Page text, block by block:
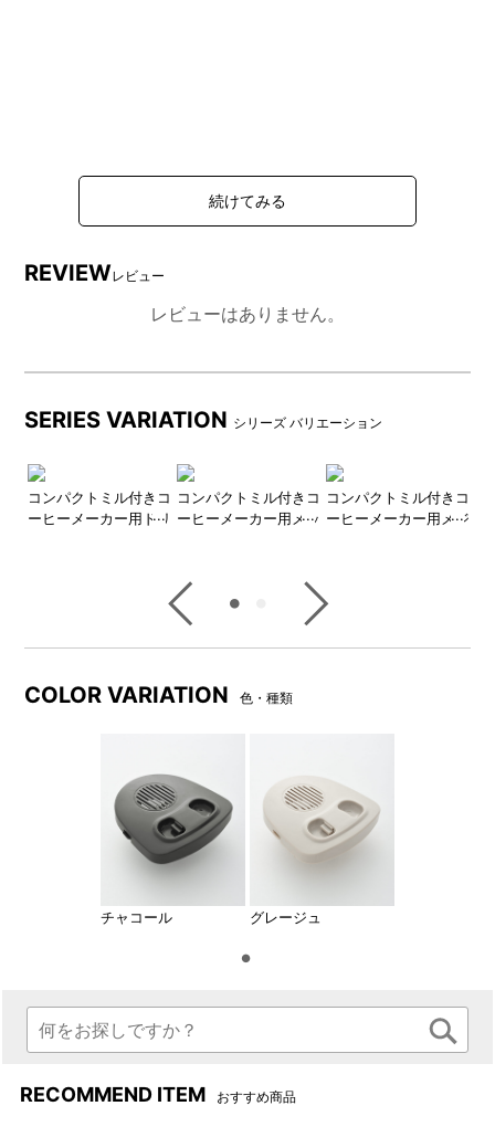
REVIEWレビュー
レビューはありません。
SERIES VARIATION シリーズ バリエーション
コンパクトミル付きコ
ーヒーメーカー用ドリ
コンパクトミル付きコ
ーヒーメーカー用メッ
コンパクトミル付きコ
ーヒーメーカー用メジ
COLOR VARIATION 色・種類
チャコール グレージュ
RECOMMEND ITEM おすすめ商品